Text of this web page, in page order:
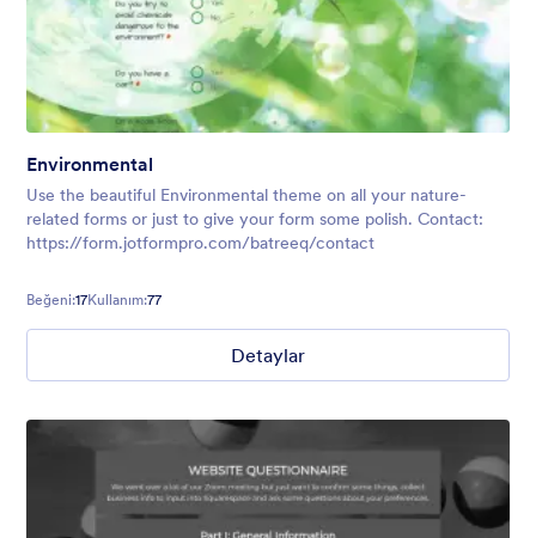
Environmental
Use the beautiful Environmental theme on all your nature-
related forms or just to give your form some polish. Contact:
https://form.jotformpro.com/batreeq/contact
Beğeni:17Kullanım:77
Detaylar